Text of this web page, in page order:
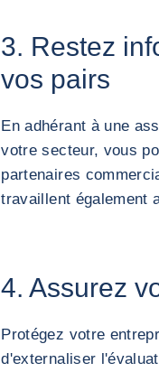
3. Restez
vos pairs
En adhérant à une
votre secteur, vous
partenaires
travaillent également
4. Assurez
Protégez votre
d'externaliser